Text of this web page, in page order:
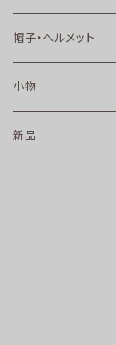
帽子・ヘルメット
小物
新品